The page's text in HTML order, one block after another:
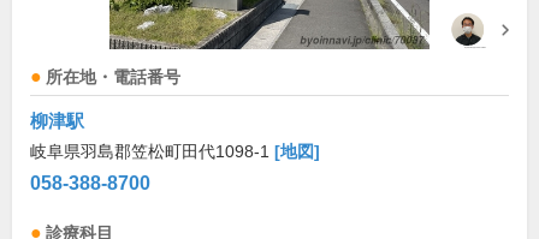
所在地・電話番号
柳津駅
岐阜県羽島郡笠松町田代1098-1 [地図]
058-388-8700
診療科目